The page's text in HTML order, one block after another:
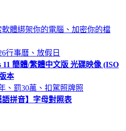
體綁架你的電腦、加密你的檔
行事曆、放假日
簡體/繁體中文版 光碟映像 (ISO
本
、罰30萬、扣駕照牌照
語拼音】字母對照表